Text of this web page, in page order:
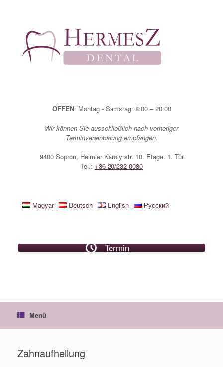
OFFEN: Montag - Samstag: 8:00 – 20:00
Wir können Sie ausschließlich nach vorheriger
Terminvereinbarung empfangen.
9400 Sopron, Heimler Károly str. 10. Etage. 1. Tür
Tel.: +36-20/232-0080
Magyar Deutsch English Русский
Termin
Menü
Zahnaufhellung